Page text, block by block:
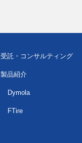
受託・コンサルティング
製品紹介
Dymola
FTire